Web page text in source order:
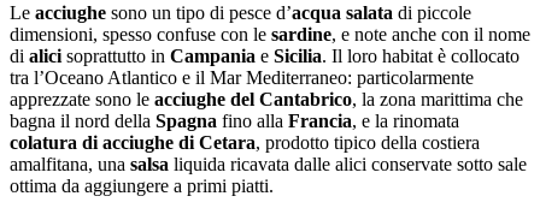
Le acciughe sono un tipo di pesce d’acqua salata di piccole
dimensioni, spesso confuse con le sardine, e note anche con il nome
di alici soprattutto in Campania e Sicilia. Il loro habitat è collocato
tra l’Oceano Atlantico e il Mar Mediterraneo: particolarmente
apprezzate sono le acciughe del Cantabrico, la zona marittima che
bagna il nord della Spagna fino alla Francia, e la rinomata
colatura di acciughe di Cetara, prodotto tipico della costiera
amalfitana, una salsa liquida ricavata dalle alici conservate sotto sale
ottima da aggiungere a primi piatti.